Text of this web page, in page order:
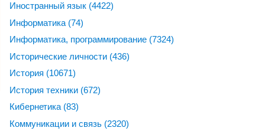
Иностранный язык (4422)
Информатика (74)
Информатика, программирование (7324)
Исторические личности (436)
История (10671)
История техники (672)
Кибернетика (83)
Коммуникации и связь (2320)